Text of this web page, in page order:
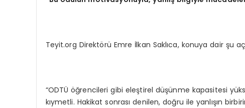
Teyit.org Direktörü Emre İlkan Saklıca, konuya dair şu
“ODTÜ öğrencileri gibi eleştirel düşünme kapasitesi
kıymetli. Hakikat sonrası denilen, doğru ile yanlışın